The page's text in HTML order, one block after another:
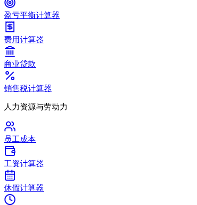
盈亏平衡计算器
费用计算器
商业贷款
销售税计算器
人力资源与劳动力
员工成本
工资计算器
休假计算器